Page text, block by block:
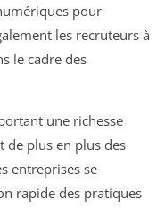
pour
les recruteurs à
le cadre des
une richesse
de plus en plus des
entreprises se
rapide des pratiques